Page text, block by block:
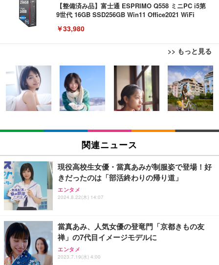
【整備済み品】富士通 ESPRIMO Q558 ミニPC i5第
9世代 16GB SSD256GB Win11 Office2021 WiFi
￥33,980
>> もっと見る
エレコム ワイヤレスマウス Bluetooth Slint M-TM1
0BBWH/EC 薄型 静音 4ボタン プレゼンモード機能
付 Windows Mac Android iOS iPadOS FireOS対応
ホワイト
￥1,390
エレコム ワイヤレスマウス Bluetooth EX-G 握りの
ガンメタリック M-XGM15BBSGM/EC
￥1,890
HP 有線 マウス HP 100G
エレコム ワイヤレスマウス 静音 Slint Bluetooth 無
線2.4GHz 3台マルチペアリング 薄型 軽量 充電式 M
サイズ ブラック M-TM25MBMSABK
関連ニュース
現役高校生女優・當真あみが制服姿で登場！好
きだったのは「部活終わりの帰り道」
エンタメ
2024.8.22(木) 14:07
當真あみ、人気女優の登竜門「京都きもの友
禅」の7代目イメージモデルに
エンタメ
2023.7.19(水) 4:00